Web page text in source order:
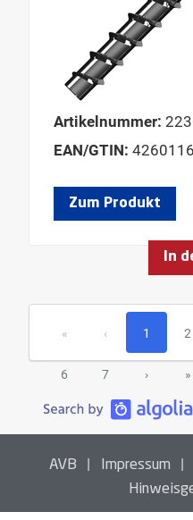
Artikelnummer:
EAN/GTIN:
Zum Produkt
In
« ‹ 1 2
6 7 › »
AVB Impressum